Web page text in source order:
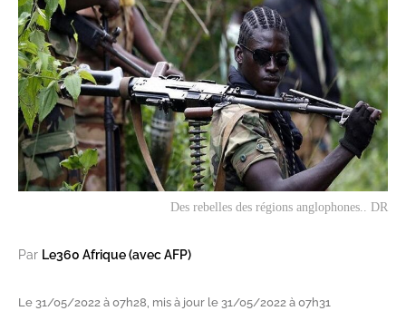
Des rebelles des régions anglophones.. DR
Par Le360 Afrique (avec AFP)
Le 31/05/2022 à 07h28, mis à jour le 31/05/2022 à 07h31